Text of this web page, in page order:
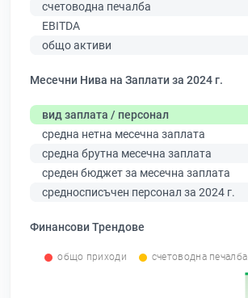
счетоводна печалба
EBITDA
общо активи
Месечни Нива на Заплати за 2024 г.
вид заплата / персонал
средна нетна месечна заплата
средна брутна месечна заплата
среден бюджет за месечна заплата
средносписъчен персонал за 2024 г.
Финансови Трендове
общо приходи счетоводна печалба